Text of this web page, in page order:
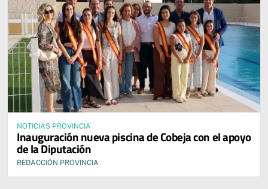
NOTICIAS PROVINCIA
Inauguración nueva piscina de Cobeja con el apoyo
de la Diputación
REDACCIÓN PROVINCIA